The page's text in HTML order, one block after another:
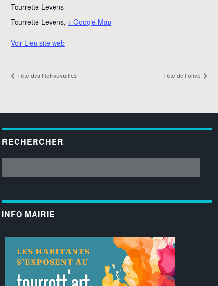
Tourrette-Levens
Tourrette-Levens, + Google Map
Voir Lieu site web
Fête des Retrouvailles Fête de l’olive
RECHERCHER
INFO MAIRIE